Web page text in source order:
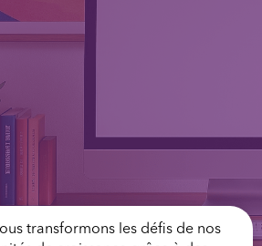
transformons les défis de nos